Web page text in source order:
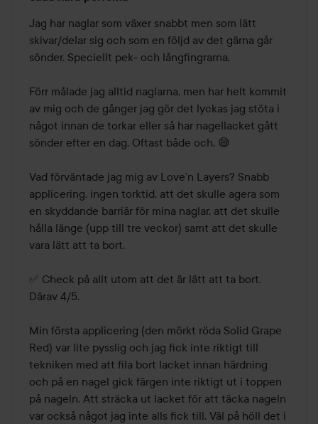
4
av
5
Jag har naglar som växer snabbt men som lätt
skivar/delar sig och som en följd av det gärna går
sönder. Speciellt pek- och långfingrarna.
Förr målade jag alltid naglarna, men har helt kommit
av mig och de gånger jag gör det lyckas jag stöta i
något innan de torkar eller så har nagellacket gått
sönder efter en dag. Oftast både och. 😅
Vad förväntade jag mig av Love’n Layers? Snabb
applicering, ingen torktid, att det skulle agera som
en skyddande barriär för mina naglar, att det skulle
hålla länge (upp till tre veckor) samt att det skulle
vara lätt att ta bort.
✅ Check på allt utom att det är lätt att ta bort.
Därav 4/5.
Min första applicering (den mörkt röda Solid Grape
Red) var lite pysslig och jag fick inte riktigt till
tekniken med att fila bort lacket innan härdning
och på en nagel gick färgen inte riktigt ut i toppen
på nageln. Att sträcka ut lacket för att täcka nageln
var också något jag inte alls fick till. Väl på höll det i